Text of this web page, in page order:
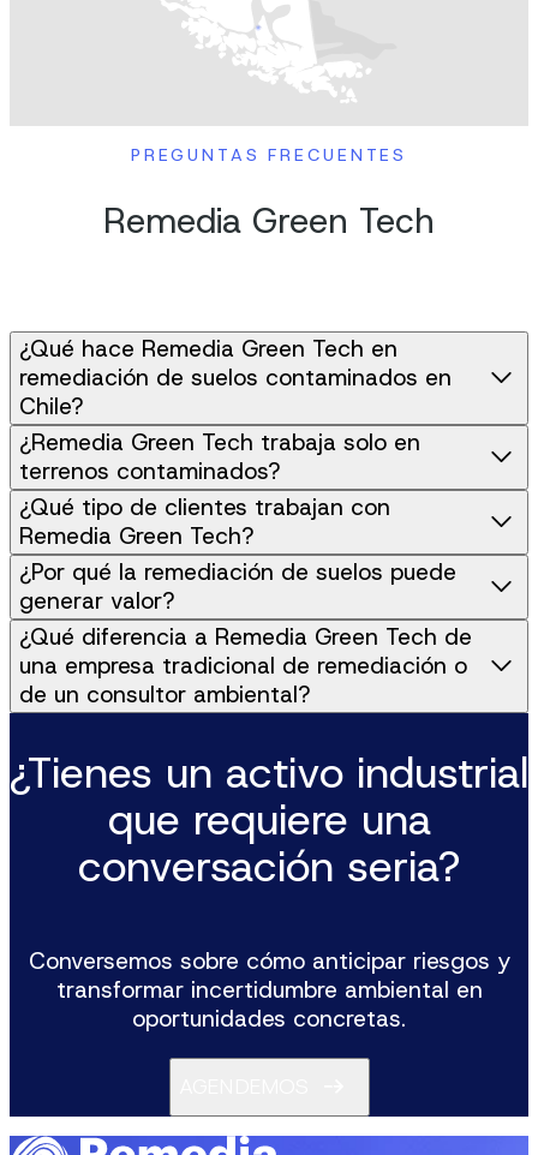
PREGUNTAS FRECUENTES
Remedia Green Tech
¿Qué hace Remedia Green Tech en
remediación de suelos contaminados en
Chile?
¿Remedia Green Tech trabaja solo en
terrenos contaminados?
¿Qué tipo de clientes trabajan con
Remedia Green Tech?
¿Por qué la remediación de suelos puede
generar valor?
¿Qué diferencia a Remedia Green Tech de
una empresa tradicional de remediación o
de un consultor ambiental?
¿Tienes un activo industrial
que requiere una
conversación seria?
Conversemos sobre cómo anticipar riesgos y
transformar incertidumbre ambiental en
oportunidades concretas.